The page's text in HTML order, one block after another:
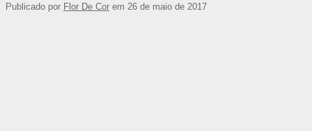
Publicado por Flor De Cor em 26 de maio de 2017